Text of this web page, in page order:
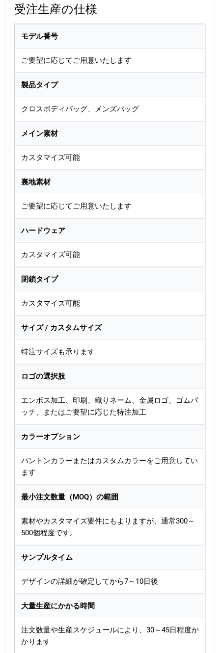
受注生産の仕様
モデル番号
ご要望に応じてご用意いたします
製品タイプ
クロスボディバッグ、メンズバッグ
メイン素材
カスタマイズ可能
裏地素材
ご要望に応じてご用意いたします
ハードウェア
カスタマイズ可能
閉鎖タイプ
カスタマイズ可能
サイズ / カスタムサイズ
特注サイズも承ります
ロゴの選択肢
エンボス加工、印刷、織りネーム、金属ロゴ、ゴムパ
ッチ、またはご要望に応じた特注加工
カラーオプション
パントンカラーまたはカスタムカラーをご用意してい
ます
最小注文数量（MOQ）の範囲
素材やカスタマイズ要件にもよりますが、通常300～
500個程度です。
サンプルタイム
デザインの詳細が確定してから7～10日後
大量生産にかかる時間
注文数量や生産スケジュールにより、30～45日程度か
かります